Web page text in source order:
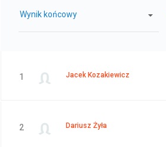
Wynik końcowy
1 Jacek Kozakiewicz
2 Dariusz Żyła